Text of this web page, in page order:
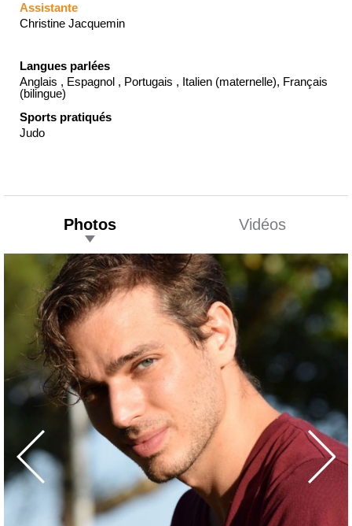
Assistante
Christine Jacquemin
Langues parlées
Anglais , Espagnol , Portugais , Italien (maternelle), Français
(bilingue)
Sports pratiqués
Judo
Photos Vidéos